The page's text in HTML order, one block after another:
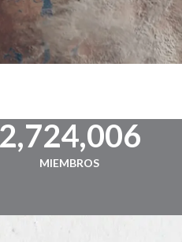
2,724,006
MIEMBROS